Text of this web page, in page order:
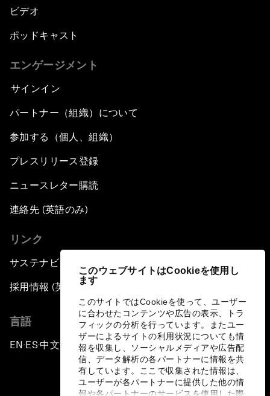
このウェブサイトはCookieを使用し
ます
このサイトではCookieを使って、ユーザー
に合わせたコンテンツや広告の表示、トラ
フィックの分析を行っています。またユー
ザーによるサイトの利用状況についても情
報を収集し、ソーシャルメディアや広告配
信、データ解析の各パートナーに情報を共
有しています。ここで収集された情報は、
ユーザーが各パートナーに提供した他の情
報や各パートナーのサービスを使用した際
ビデオ
ポッドキャスト
エンゲージメント
サインイン
パートナー（組織）について
参加する（個人、組織）
プレスリリース登録
ニュースレター購読
連絡先 (英語のみ)
リンク
サステナビリティへの取り組み
採用情報 (英語のみ)
言語
EN ▪ES▪中文▪ 日本語